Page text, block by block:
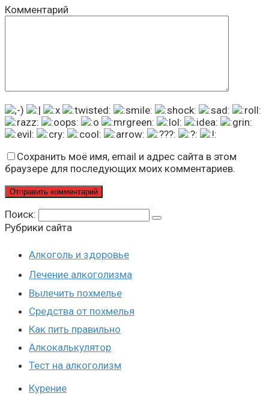
Комментарий
Сохранить моё имя, email и адрес сайта в этом
браузере для последующих моих комментариев.
Поиск:
Рубрики сайта
Алкоголь и здоровье
Лечение алкоголизма
Вылечить похмелье
Средства от похмелья
Как пить правильно
Алкокалькулятор
Тест на алкоголизм
Курение